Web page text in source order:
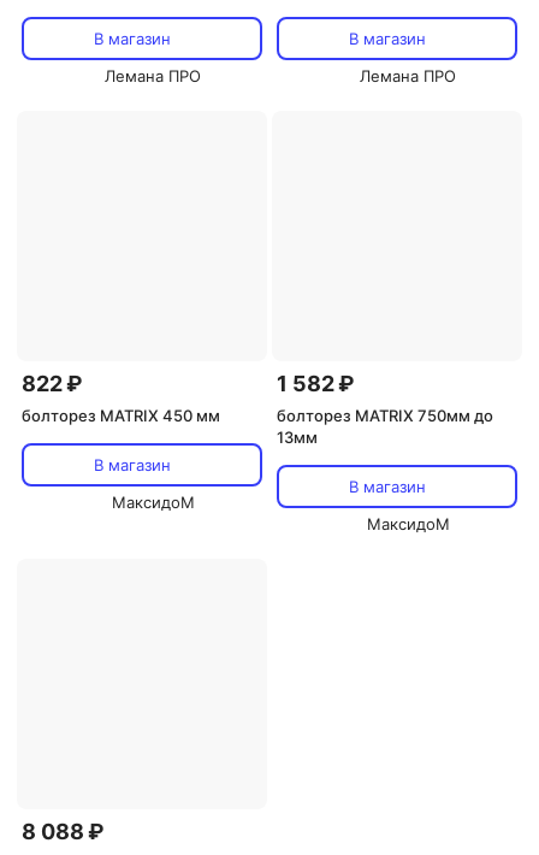
В магазин
Лемана ПРО
В магазин
Лемана ПРО
822 ₽
болторез MATRIX 450 мм
В магазин
МаксидоМ
1 582 ₽
болторез MATRIX 750мм до
13мм
В магазин
МаксидоМ
8 088 ₽